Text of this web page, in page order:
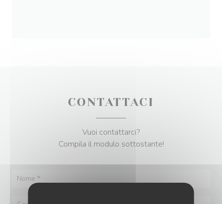
CONTATTACI
Vuoi contattarci?
Compila il modulo sottostante!